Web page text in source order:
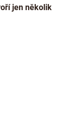
jen několik